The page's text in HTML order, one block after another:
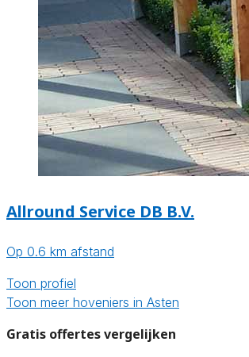
Allround Service DB B.V.
Op 0.6 km afstand
Toon profiel
Toon meer hoveniers in Asten
Gratis offertes vergelijken